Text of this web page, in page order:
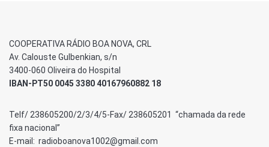
COOPERATIVA RÁDIO BOA NOVA, CRL
Av. Calouste Gulbenkian, s/n
3400-060 Oliveira do Hospital
IBAN-PT50 0045 3380 40167960882 18
Telf/ 238605200/2/3/4/5-Fax/ 238605201 “chamada da rede
fixa nacional”
E-mail: radioboanova1002@gmail.com